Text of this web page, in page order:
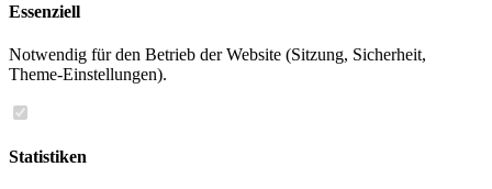
Essenziell
Notwendig für den Betrieb der Website (Sitzung, Sicherheit,
Theme-Einstellungen).
Statistiken